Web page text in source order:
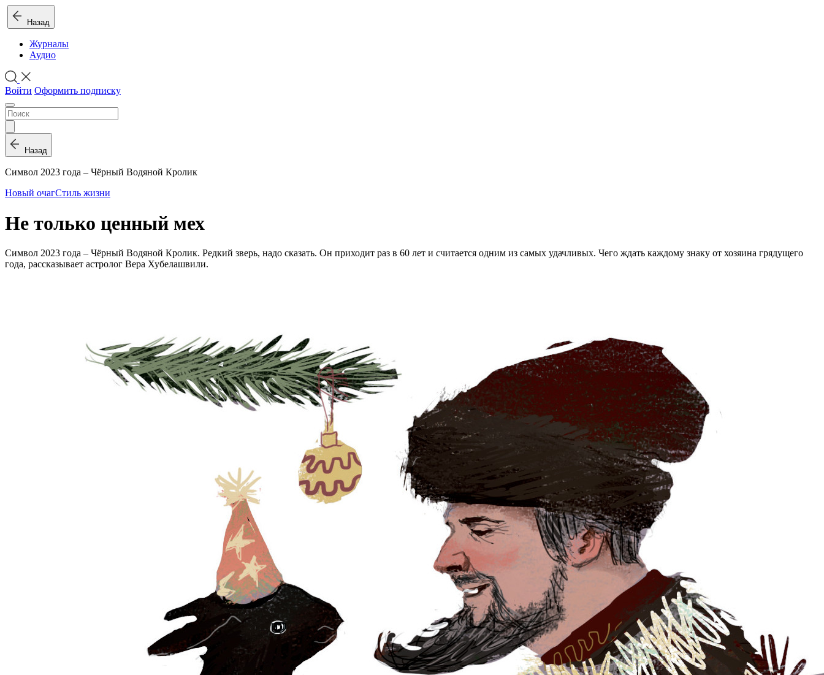
Назад
Журналы
Аудио
Войти Оформить подписку
Назад
Символ 2023 года – Чёрный Водяной Кролик
Новый очагСтиль жизни
Не только ценный мех
Символ 2023 года – Чёрный Водяной Кролик. Редкий зверь, надо сказать. Он приходит раз в 60 лет и считается одним из самых удачливых. Чего ждать каждому знаку от хозяина грядущего
года, рассказывает астролог Вера Хубелашвили.